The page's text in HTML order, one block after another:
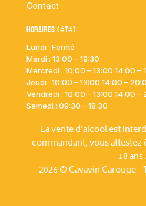
Contact
Horaires (été)
Lundi : Fermé
Mardi : 13:00 – 19:30
Mercredi : 10:00 – 13:00 14:00 –
Jeudi : 10:00 – 13:00 14:00 –
Vendredi : 10:00 – 13:00 14:00 –
Samedi : 09:30 – 18:30
La vente d'alcool est
commandant, vous attestez
18 ans.
2026 © Cavavin Carouge